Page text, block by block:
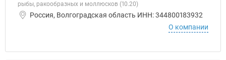
рыбы, ракообразных и моллюсков (10.20)
Россия, Волгоградская область ИНН: 344800183932
О компании